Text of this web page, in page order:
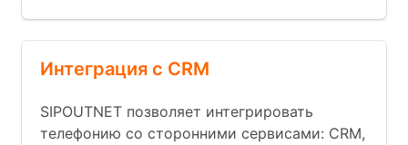
Интеграция с CRM
SIPOUTNET позволяет интегрировать
телефонию со сторонними сервисами: CRM,